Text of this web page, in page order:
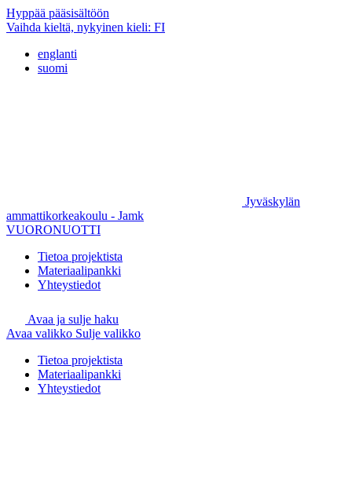
Hyppää pääsisältöön
Vaihda kieltä, nykyinen kieli: FI
englanti
suomi
Jyväskylän
ammattikorkeakoulu - Jamk
VUORONUOTTI
Tietoa projektista
Materiaalipankki
Yhteystiedot
Avaa ja sulje haku
Avaa valikko Sulje valikko
Tietoa projektista
Materiaalipankki
Yhteystiedot